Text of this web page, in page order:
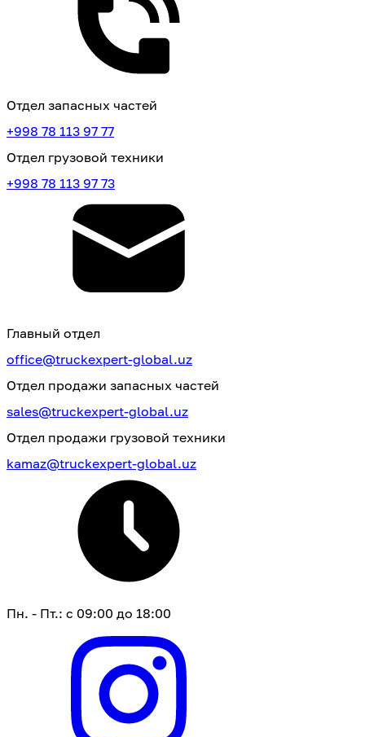
Отдел запасных частей
+998 78 113 97 77
Отдел грузовой техники
+998 78 113 97 73
Главный отдел
office@truckexpert-global.uz
Отдел продажи запасных частей
sales@truckexpert-global.uz
Отдел продажи грузовой техники
kamaz@truckexpert-global.uz
Пн. - Пт.: с 09:00 до 18:00